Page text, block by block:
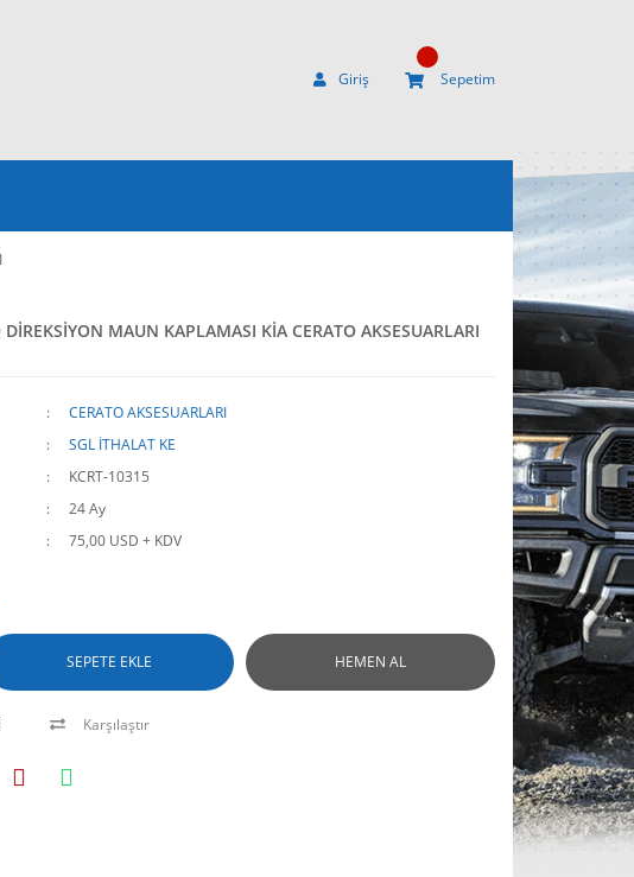
Giriş Sepetim
MAUN KAPLAMASI KİA CERATO AKSESUARLARI
CERATO AKSESUARLARI
SGL İTHALAT KE
KCRT-10315
24 Ay
75,00 USD + KDV
SEPETE EKLE HEMEN AL
Karşılaştır